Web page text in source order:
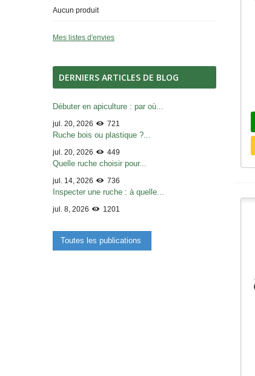
Aucun produit
Mes listes d'envies
DERNIERS ARTICLES DE BLOG
Débuter en apiculture : par où...
jul. 20, 2026 721
Ruche bois ou plastique ?...
jul. 20, 2026 449
Quelle ruche choisir pour...
jul. 14, 2026 736
Inspecter une ruche : à quelle...
jul. 8, 2026 1201
Toutes les publications